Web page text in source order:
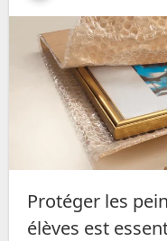
Protéger les peintures réalisées par les
élèves est